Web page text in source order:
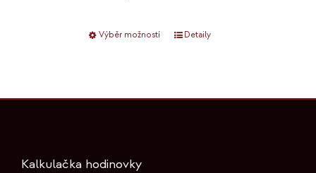
Výběr možností
Tento
více
Detaily
Kalkulačka hodinovky